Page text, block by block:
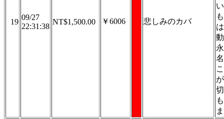
19
09/27
22:31:38
NT$1,500.00 ￥6006 悲しみのカバ